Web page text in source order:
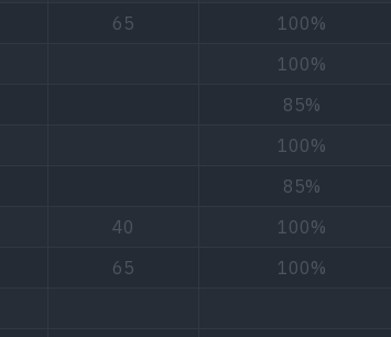
65
100%
100%
85%
100%
85%
40
100%
65
100%